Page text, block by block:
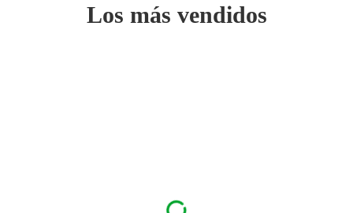
Los más vendidos